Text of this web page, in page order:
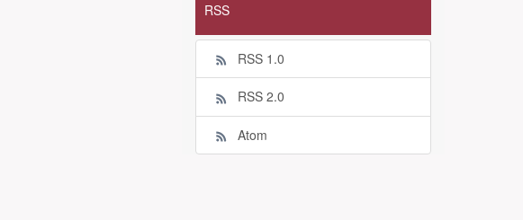
RSS
RSS 1.0
RSS 2.0
Atom